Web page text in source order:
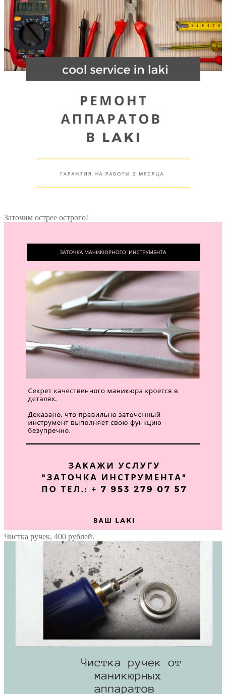
Заточим острее острого!
Чистка ручек, 400 рублей.